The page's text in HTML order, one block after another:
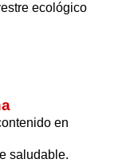
ecológico
en
saludable.